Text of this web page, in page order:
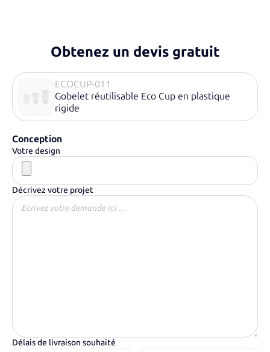
Obtenez un devis gratuit
ECOCUP-011
Gobelet réutilisable Eco Cup en plastique
rigide
Conception
Votre design
Décrivez votre projet
Délais de livraison souhaité